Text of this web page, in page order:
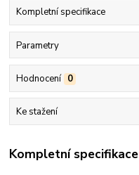
Kompletní specifikace
Parametry
Hodnocení 0
Ke stažení
Kompletní specifikace